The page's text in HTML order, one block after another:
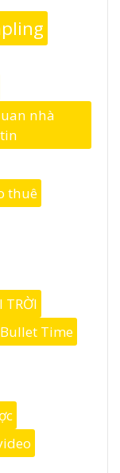
nhà
thuê
TRỜI
Time